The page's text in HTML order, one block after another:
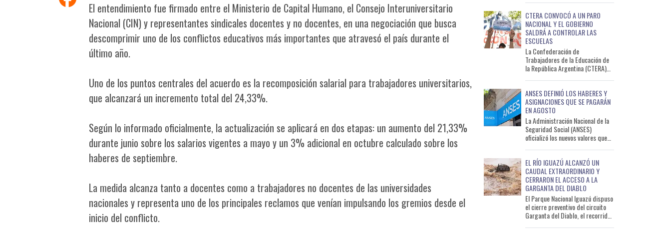
El entendimiento fue firmado entre el Ministerio de Capital Humano, el Consejo Interuniversitario
Nacional (CIN) y representantes sindicales docentes y no docentes, en una negociación que busca
descomprimir uno de los conflictos educativos más importantes que atravesó el país durante el
último año.
Uno de los puntos centrales del acuerdo es la recomposición salarial para trabajadores universitarios,
que alcanzará un incremento total del 24,33%.
Según lo informado oficialmente, la actualización se aplicará en dos etapas: un aumento del 21,33%
durante junio sobre los salarios vigentes a mayo y un 3% adicional en octubre calculado sobre los
haberes de septiembre.
La medida alcanza tanto a docentes como a trabajadores no docentes de las universidades
nacionales y representa uno de los principales reclamos que venían impulsando los gremios desde el
inicio del conflicto.
CTERA CONVOCÓ A UN PARO
NACIONAL Y EL GOBIERNO
SALDRÁ A CONTROLAR LAS
ESCUELAS
La Confederación de
Trabajadores de la Educación de
la República Argentina (CTERA)
ANSES DEFINIÓ LOS HABERES Y
ASIGNACIONES QUE SE PAGARÁN
EN AGOSTO
La Administración Nacional de la
Seguridad Social (ANSES)
oficializó los nuevos valores que
EL RÍO IGUAZÚ ALCANZÓ UN
CAUDAL EXTRAORDINARIO Y
CERRARON EL ACCESO A LA
GARGANTA DEL DIABLO
El Parque Nacional Iguazú dispuso
el cierre preventivo del circuito
Garganta del Diablo, el recorrido